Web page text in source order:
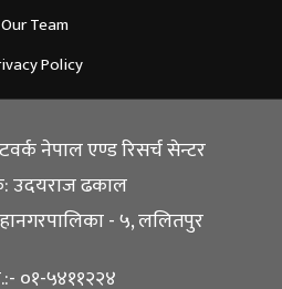
Our Team
Policy
नेपाल एण्ड रिसर्च सेन्टर
उदयराज ढकाल
- ५, ललितपुर
०१-५४११२२४